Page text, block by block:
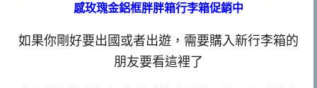
如果你剛好要出國或者出遊，需要購入新行李箱的
朋友要看這裡了